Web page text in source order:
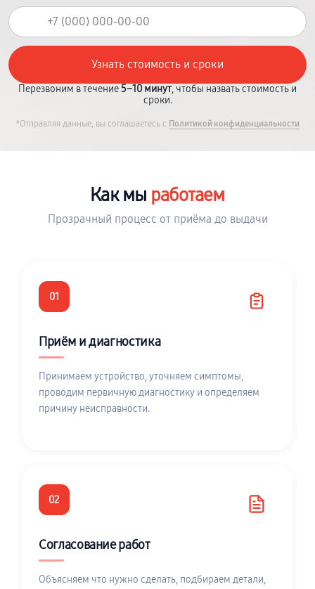
Перезвоним в течение 5–10 минут, чтобы назвать стоимость и
сроки.
*Отправляя данные, вы соглашаетесь с Политикой конфиденциальности
Как мы работаем
Прозрачный процесс от приёма до выдачи
01
Приём и диагностика
Принимаем устройство, уточняем симптомы,
проводим первичную диагностику и определяем
причину неисправности.
02
Согласование работ
Объясняем что нужно сделать, подбираем детали,